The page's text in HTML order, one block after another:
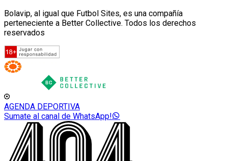
Bolavip, al igual que Futbol Sites, es una compañía
perteneciente a Better Collective. Todos los derechos
reservados
AGENDA DEPORTIVA
Sumate al canal de WhatsApp!